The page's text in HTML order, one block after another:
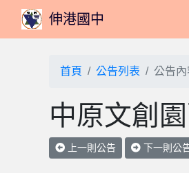
伸港國中
首頁 公告列表 公告內
中原文創
上一則公告 下一則公